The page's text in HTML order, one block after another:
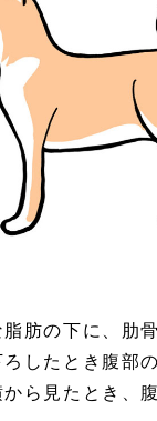
肪の下に、肋
したとき腹部
ら見たとき、